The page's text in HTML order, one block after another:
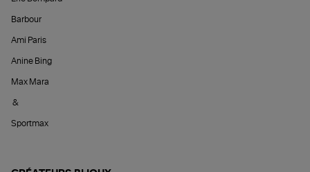
Barbour
Ami Paris
Anine Bing
Max Mara
&
Sportmax